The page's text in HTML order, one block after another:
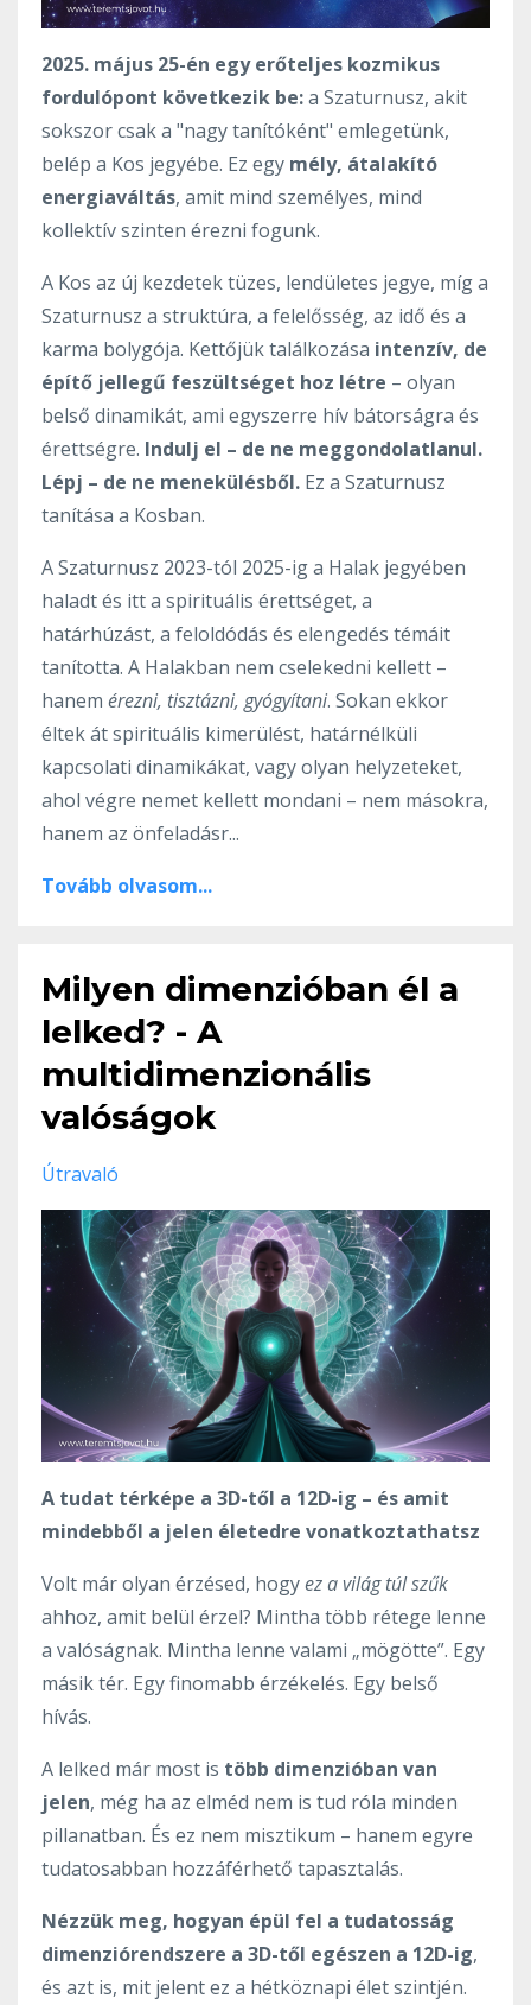
2025. május 25-én egy erőteljes kozmikus
fordulópont következik be:a Szaturnusz, akit
sokszor csak a "nagy tanítóként" emlegetünk,
belép a Kos jegyébe. Ez egy mély, átalakító
energiaváltás, amit mind személyes, mind
kollektív szinten érezni fogunk.
A Kos az új kezdetek tüzes, lendületes jegye, míg a
Szaturnusz a struktúra, a felelősség, az idő és a
karma bolygója. Kettőjük találkozása intenzív, de
építő jellegű feszültséget hoz létre – olyan
belső dinamikát, ami egyszerre hív bátorságra és
érettségre. Indulj el – de ne meggondolatlanul.
Lépj – de ne menekülésből. Ez a Szaturnusz
tanítása a Kosban.
A Szaturnusz 2023-tól 2025-ig a Halak jegyében
haladt és itt a spirituális érettséget, a
határhúzást, a feloldódás és elengedés témáit
tanította. A Halakban nem cselekedni kellett –
hanem érezni, tisztázni, gyógyítani. Sokan ekkor
éltek át spirituális kimerülést, határnélküli
kapcsolati dinamikákat, vagy olyan helyzeteket,
ahol végre nemet kellett mondani – nem másokra,
hanem az önfeladásr...
Tovább olvasom...
Milyen dimenzióban él a
lelked? - A
multidimenzionális
valóságok
Útravaló
A tudat térképe a 3D-től a 12D-ig – és amit
mindebből a jelen életedre vonatkoztathatsz
Volt már olyan érzésed, hogyez a világ túl szűk
ahhoz, amit belül érzel? Mintha több rétege lenne
a valóságnak. Mintha lenne valami „mögötte”. Egy
másik tér. Egy finomabb érzékelés. Egy belső
hívás.
A lelked már most is több dimenzióban van
jelen, még ha az elméd nem is tud róla minden
pillanatban. És ez nem misztikum – hanem egyre
tudatosabban hozzáférhető tapasztalás.
Nézzük meg, hogyan épül fel a tudatosság
dimenziórendszere a 3D-től egészen a 12D-ig,
és azt is, mit jelent ez a hétköznapi élet szintjén.